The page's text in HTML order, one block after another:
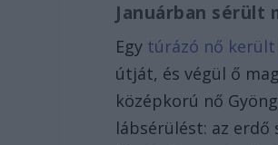
Januárban sérült
Egy túrázó nő
útját, és végül ő
középkorú nő
lábsérülést: az